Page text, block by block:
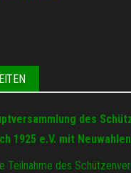
des
1925 e.V. mit Neuwahlen
Teilnahme des